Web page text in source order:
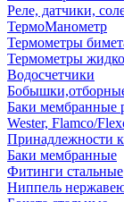
Реле, датчики,
ТермоМанометр
Термометры
Термометры
Водосчетчики
Баки мембранные
Wester, Flamco/
Принадлежности
Баки мембранные
Фитинги стальные
Ниппель